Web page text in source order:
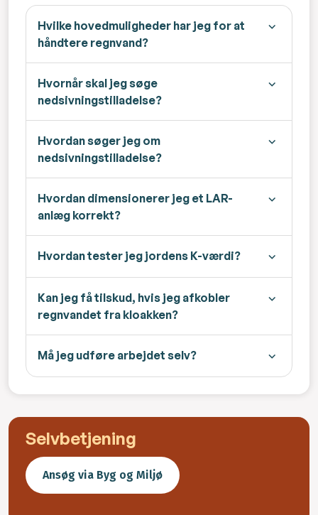
Hvilke hovedmuligheder har jeg for at
håndtere regnvand?
Hvornår skal jeg søge
nedsivningstilladelse?
Hvordan søger jeg om
nedsivningstilladelse?
Hvordan dimensionerer jeg et LAR-
anlæg korrekt?
Hvordan tester jeg jordens K-værdi?
Kan jeg få tilskud, hvis jeg afkobler
regnvandet fra kloakken?
Må jeg udføre arbejdet selv?
Selvbetjening
Ansøg via Byg og Miljø